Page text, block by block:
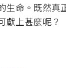
生命。既然
獻上甚麼呢？